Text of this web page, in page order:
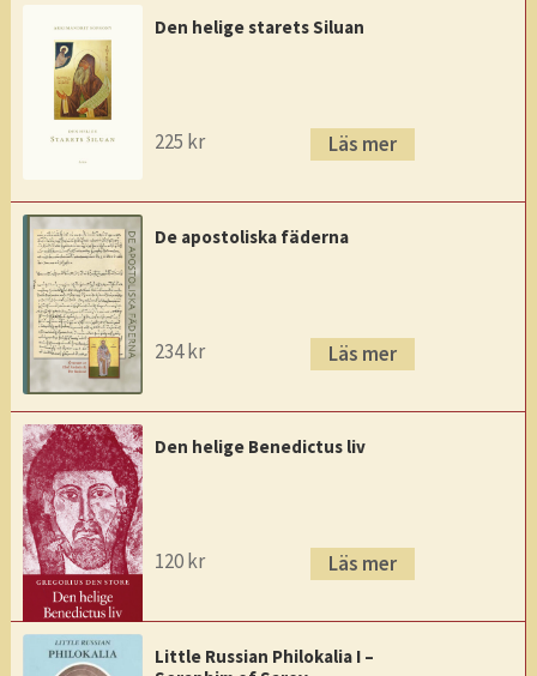
Den helige starets Siluan
225 kr Läs mer
De apostoliska fäderna
234kr Läs mer
Den helige Benedictus liv
120kr Läs mer
Little Russian Philokalia I –